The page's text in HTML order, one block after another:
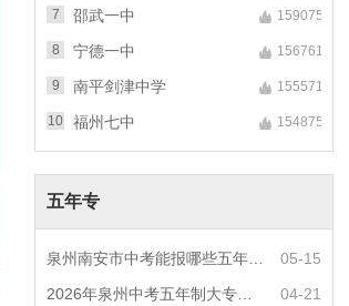
159075
7 邵武一中
156761
8 宁德一中
155571
9 南平剑津中学
154875
10 福州七中
五年专
05-15
04-21